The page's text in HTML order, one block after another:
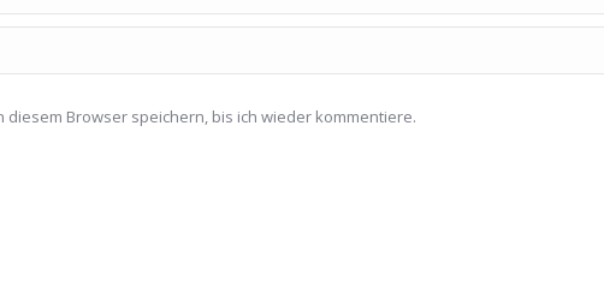
diesem Browser speichern, bis ich wieder kommentiere.